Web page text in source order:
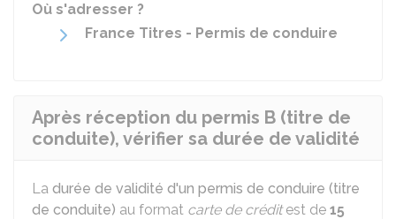
Où s'adresser ?
France Titres - Permis de conduire
Après réception du permis B (titre de
conduite), vérifier sa durée de validité
La durée de validité d'un permis de conduire (titre
de conduite) au format carte de créditest de 15